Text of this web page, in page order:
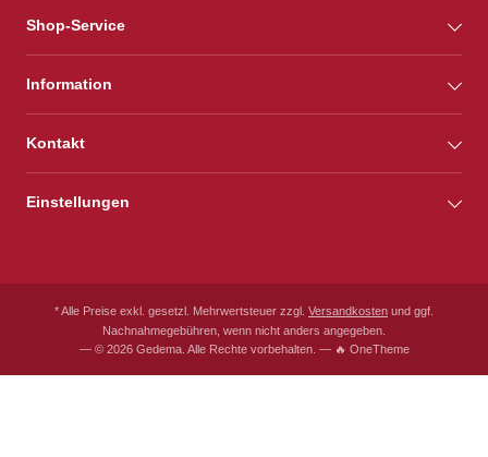
Shop-Service
Information
Kontakt
Einstellungen
* Alle Preise exkl. gesetzl. Mehrwertsteuer zzgl. Versandkosten und ggf.
Nachnahmegebühren, wenn nicht anders angegeben.
— © 2026 Gedema. Alle Rechte vorbehalten. — 🔥 OneTheme